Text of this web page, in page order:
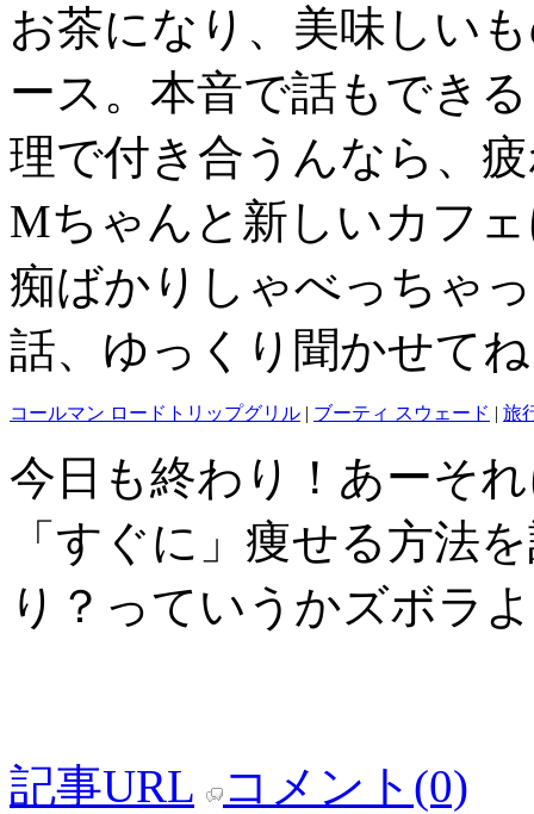
お茶になり、美味しい
ース。本音で話もでき
理で付き合うんなら、
Mちゃんと新しいカフ
痴ばかりしゃべっちゃ
話、ゆっくり聞かせて
コールマン ロードトリップグリル | ブーティ スウェード | 旅
今日も終わり！あーそ
「すぐに」痩せる方法
り？っていうかズボラ
記事URL コメント(0)